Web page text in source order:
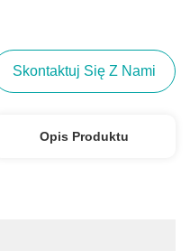
Skontaktuj Się Z Nami
Opis Produktu